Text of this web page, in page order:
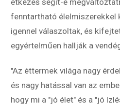
fenntartható
igennel válaszoltak, és
egyértelműen hallják a
"Az éttermek világa nagy
és nagy hatással van az
hogy mi a "jó élet" és a "jó